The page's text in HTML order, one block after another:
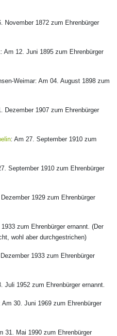
November 1872 zum Ehrenbürger
Am 12. Juni 1895 zum Ehrenbürger
Weimar: Am 04. August 1898 zum
Dezember 1907 zum Ehrenbürger
: Am 27. September 1910 zum
September 1910 zum Ehrenbürger
1929 zum Ehrenbürger
zum Ehrenbürger ernannt. (Der
wohl aber durchgestrichen)
1933 zum Ehrenbürger
Juli 1952 zum Ehrenbürger ernannt.
30. Juni 1969 zum Ehrenbürger
31. Mai 1990 zum Ehrenbürger